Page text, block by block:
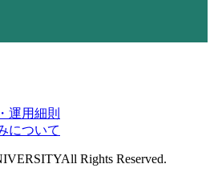
運用細則
について
Rights Reserved.